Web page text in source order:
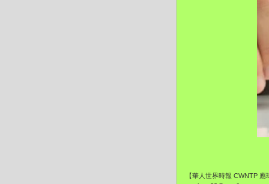
【華人世界時報 CWNTP 應